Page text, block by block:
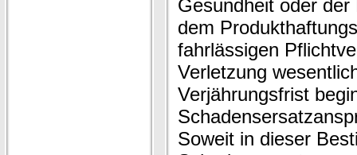
Gesundheit oder
dem
fahrlässigen
Verletzung
Verjährungsfrist
Soweit in dieser